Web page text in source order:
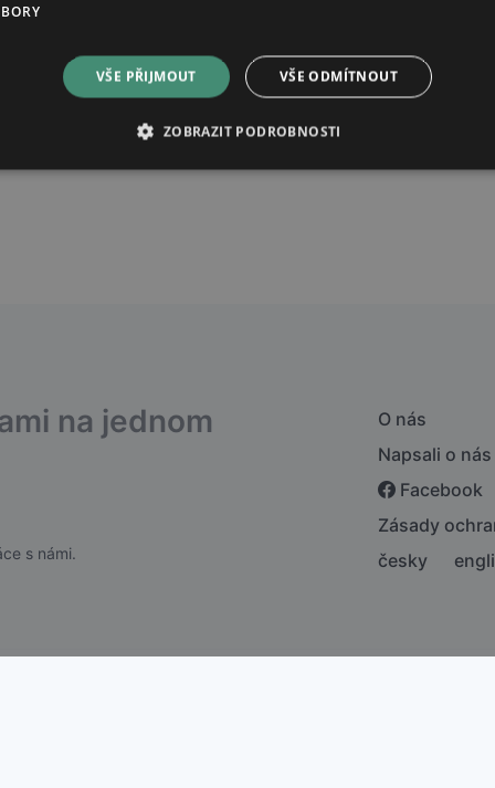
zpracování osobních údajů.
na jednom
s námi.
O nás
Napsali o nás
Facebook
Zásady
česky
VŠE PŘIJMOUT VŠE ODMÍTNOUT
ZOBRAZIT PODROBNOSTI